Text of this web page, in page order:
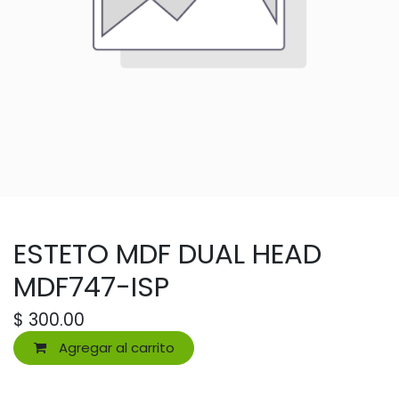
ESTETO MDF DUAL HEAD
MDF747-ISP
$ 300.00
Agregar al carrito